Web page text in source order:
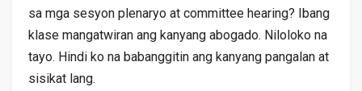
sa mga sesyon plenaryo at committee hearing? Ibang
klase mangatwiran ang kanyang abogado. Niloloko na
tayo. Hindi ko na babanggitin ang kanyang pangalan at
sisikat lang.